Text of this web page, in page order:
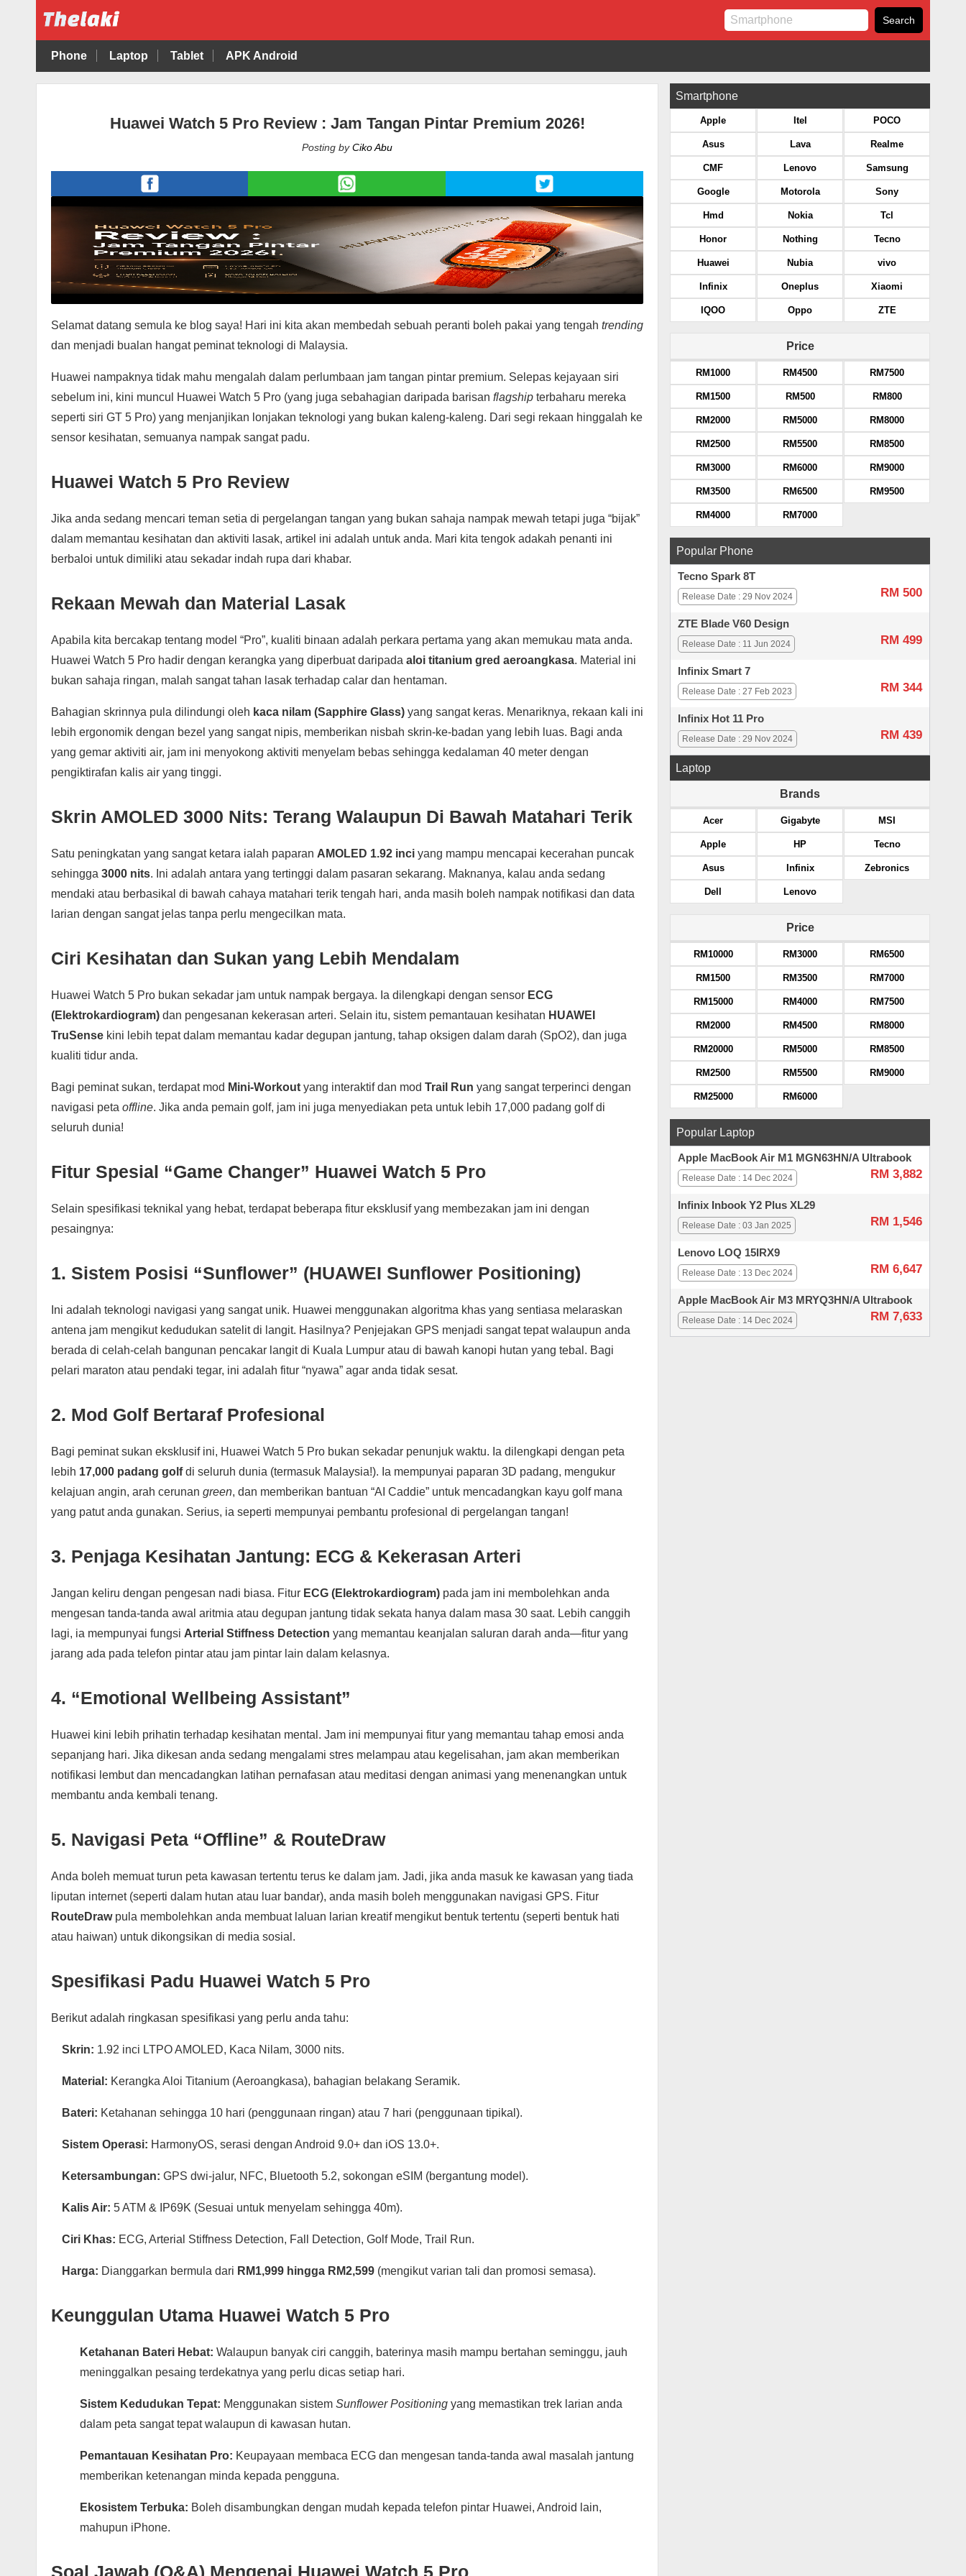
Phone Laptop Tablet APK Android
Huawei Watch 5 Pro Review : Jam Tangan Pintar Premium 2026!
Posting byCiko Abu
Selamat datang semula ke blog saya! Hari ini kita akan membedah sebuah peranti boleh pakai yang tengah trending
dan menjadi bualan hangat peminat teknologi di Malaysia.
Huawei nampaknya tidak mahu mengalah dalam perlumbaan jam tangan pintar premium. Selepas kejayaan siri
sebelum ini, kini muncul Huawei Watch 5 Pro (yang juga sebahagian daripada barisan flagship terbaharu mereka
seperti siri GT 5 Pro) yang menjanjikan lonjakan teknologi yang bukan kaleng-kaleng. Dari segi rekaan hinggalah ke
sensor kesihatan, semuanya nampak sangat padu.
Huawei Watch 5 Pro Review
Jika anda sedang mencari teman setia di pergelangan tangan yang bukan sahaja nampak mewah tetapi juga “bijak”
dalam memantau kesihatan dan aktiviti lasak, artikel ini adalah untuk anda. Mari kita tengok adakah penanti ini
berbaloi untuk dimiliki atau sekadar indah rupa dari khabar.
Rekaan Mewah dan Material Lasak
Apabila kita bercakap tentang model “Pro”, kualiti binaan adalah perkara pertama yang akan memukau mata anda.
Huawei Watch 5 Pro hadir dengan kerangka yang diperbuat daripada aloi titanium gred aeroangkasa. Material ini
bukan sahaja ringan, malah sangat tahan lasak terhadap calar dan hentaman.
Bahagian skrinnya pula dilindungi oleh kaca nilam (Sapphire Glass) yang sangat keras. Menariknya, rekaan kali ini
lebih ergonomik dengan bezel yang sangat nipis, memberikan nisbah skrin-ke-badan yang lebih luas. Bagi anda
yang gemar aktiviti air, jam ini menyokong aktiviti menyelam bebas sehingga kedalaman 40 meter dengan
pengiktirafan kalis air yang tinggi.
Skrin AMOLED 3000 Nits: Terang Walaupun Di Bawah Matahari Terik
Satu peningkatan yang sangat ketara ialah paparan AMOLED 1.92 inci yang mampu mencapai kecerahan puncak
sehingga 3000 nits. Ini adalah antara yang tertinggi dalam pasaran sekarang. Maknanya, kalau anda sedang
mendaki atau berbasikal di bawah cahaya matahari terik tengah hari, anda masih boleh nampak notifikasi dan data
larian dengan sangat jelas tanpa perlu mengecilkan mata.
Ciri Kesihatan dan Sukan yang Lebih Mendalam
Huawei Watch 5 Pro bukan sekadar jam untuk nampak bergaya. Ia dilengkapi dengan sensor ECG
(Elektrokardiogram) dan pengesanan kekerasan arteri. Selain itu, sistem pemantauan kesihatan HUAWEI
TruSense kini lebih tepat dalam memantau kadar degupan jantung, tahap oksigen dalam darah (SpO2), dan juga
kualiti tidur anda.
Bagi peminat sukan, terdapat mod Mini-Workout yang interaktif dan mod Trail Run yang sangat terperinci dengan
navigasi peta offline. Jika anda pemain golf, jam ini juga menyediakan peta untuk lebih 17,000 padang golf di
seluruh dunia!
Fitur Spesial “Game Changer” Huawei Watch 5 Pro
Selain spesifikasi teknikal yang hebat, terdapat beberapa fitur eksklusif yang membezakan jam ini dengan
pesaingnya:
1. Sistem Posisi “Sunflower” (HUAWEI Sunflower Positioning)
Ini adalah teknologi navigasi yang sangat unik. Huawei menggunakan algoritma khas yang sentiasa melaraskan
antena jam mengikut kedudukan satelit di langit. Hasilnya? Penjejakan GPS menjadi sangat tepat walaupun anda
berada di celah-celah bangunan pencakar langit di Kuala Lumpur atau di bawah kanopi hutan yang tebal. Bagi
pelari maraton atau pendaki tegar, ini adalah fitur “nyawa” agar anda tidak sesat.
2. Mod Golf Bertaraf Profesional
Bagi peminat sukan eksklusif ini, Huawei Watch 5 Pro bukan sekadar penunjuk waktu. Ia dilengkapi dengan peta
lebih 17,000 padang golfdi seluruh dunia (termasuk Malaysia!). Ia mempunyai paparan 3D padang, mengukur
kelajuan angin, arah cerunan green, dan memberikan bantuan “AI Caddie” untuk mencadangkan kayu golf mana
yang patut anda gunakan. Serius, ia seperti mempunyai pembantu profesional di pergelangan tangan!
3. Penjaga Kesihatan Jantung: ECG & Kekerasan Arteri
Jangan keliru dengan pengesan nadi biasa. Fitur ECG (Elektrokardiogram) pada jam ini membolehkan anda
mengesan tanda-tanda awal aritmia atau degupan jantung tidak sekata hanya dalam masa 30 saat. Lebih canggih
lagi, ia mempunyai fungsi Arterial Stiffness Detection yang memantau keanjalan saluran darah anda—fitur yang
jarang ada pada telefon pintar atau jam pintar lain dalam kelasnya.
4. “Emotional Wellbeing Assistant”
Huawei kini lebih prihatin terhadap kesihatan mental. Jam ini mempunyai fitur yang memantau tahap emosi anda
sepanjang hari. Jika dikesan anda sedang mengalami stres melampau atau kegelisahan, jam akan memberikan
notifikasi lembut dan mencadangkan latihan pernafasan atau meditasi dengan animasi yang menenangkan untuk
membantu anda kembali tenang.
5. Navigasi Peta “Offline” & RouteDraw
Anda boleh memuat turun peta kawasan tertentu terus ke dalam jam. Jadi, jika anda masuk ke kawasan yang tiada
liputan internet (seperti dalam hutan atau luar bandar), anda masih boleh menggunakan navigasi GPS. Fitur
RouteDrawpula membolehkan anda membuat laluan larian kreatif mengikut bentuk tertentu (seperti bentuk hati
atau haiwan) untuk dikongsikan di media sosial.
Spesifikasi Padu Huawei Watch 5 Pro
Berikut adalah ringkasan spesifikasi yang perlu anda tahu:
Skrin: 1.92 inci LTPO AMOLED, Kaca Nilam, 3000 nits.
Material: Kerangka Aloi Titanium (Aeroangkasa), bahagian belakang Seramik.
Bateri: Ketahanan sehingga 10 hari (penggunaan ringan) atau 7 hari (penggunaan tipikal).
Sistem Operasi: HarmonyOS, serasi dengan Android 9.0+ dan iOS 13.0+.
Ketersambungan: GPS dwi-jalur, NFC, Bluetooth 5.2, sokongan eSIM (bergantung model).
Kalis Air: 5 ATM & IP69K (Sesuai untuk menyelam sehingga 40m).
Ciri Khas: ECG, Arterial Stiffness Detection, Fall Detection, Golf Mode, Trail Run.
Harga: Dianggarkan bermula dari RM1,999 hingga RM2,599 (mengikut varian tali dan promosi semasa).
Keunggulan Utama Huawei Watch 5 Pro
Ketahanan Bateri Hebat: Walaupun banyak ciri canggih, baterinya masih mampu bertahan seminggu, jauh
meninggalkan pesaing terdekatnya yang perlu dicas setiap hari.
Sistem Kedudukan Tepat: Menggunakan sistem Sunflower Positioning yang memastikan trek larian anda
dalam peta sangat tepat walaupun di kawasan hutan.
Pemantauan Kesihatan Pro: Keupayaan membaca ECG dan mengesan tanda-tanda awal masalah jantung
memberikan ketenangan minda kepada pengguna.
Ekosistem Terbuka: Boleh disambungkan dengan mudah kepada telefon pintar Huawei, Android lain,
mahupun iPhone.
Soal Jawab (Q&A) Mengenai Huawei Watch 5 Pro
Smartphone
Apple
Asus
CMF
Google
Hmd
Honor
Huawei
Infinix
IQOO
Itel
Lava
Lenovo
Motorola
Nokia
Nothing
Nubia
Oneplus
Oppo
POCO
Realme
Samsung
Sony
Tcl
Tecno
vivo
Xiaomi
ZTE
Price
RM1000
RM1500
RM2000
RM2500
RM3000
RM3500
RM4000
RM4500
RM500
RM5000
RM5500
RM6000
RM6500
RM7000
RM7500
RM800
RM8000
RM8500
RM9000
RM9500
Popular Phone
Tecno Spark 8T
RM 500
Release Date : 29 Nov 2024
ZTE Blade V60 Design
RM 499
Release Date : 11 Jun 2024
Infinix Smart 7
RM 344
Release Date : 27 Feb 2023
Infinix Hot 11 Pro
RM 439
Release Date : 29 Nov 2024
Laptop
Brands
Acer
Apple
Asus
Dell
Gigabyte
HP
Infinix
Lenovo
MSI
Tecno
Zebronics
Price
RM10000
RM1500
RM15000
RM2000
RM20000
RM2500
RM25000
RM3000
RM3500
RM4000
RM4500
RM5000
RM5500
RM6000
RM6500
RM7000
RM7500
RM8000
RM8500
RM9000
Popular Laptop
Apple MacBook Air M1 MGN63HN/A Ultrabook
RM 3,882
Release Date : 14 Dec 2024
Infinix Inbook Y2 Plus XL29
RM 1,546
Release Date : 03 Jan 2025
Lenovo LOQ 15IRX9
RM 6,647
Release Date : 13 Dec 2024
Apple MacBook Air M3 MRYQ3HN/A Ultrabook
RM 7,633
Release Date : 14 Dec 2024